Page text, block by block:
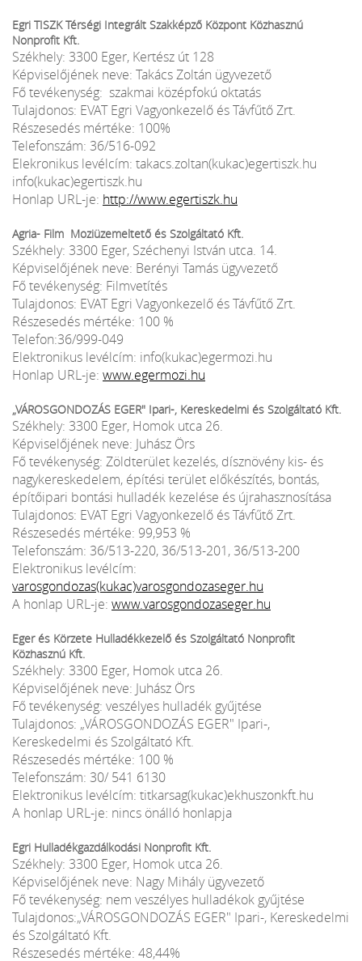
Egri TISZK Térségi Integrált Szakképző Központ Közhasznú
Nonprofit Kft.
Székhely: 3300 Eger, Kertész út 128
Képviselőjének neve: Takács Zoltán ügyvezető
Fő tevékenység: szakmai középfokú oktatás
Tulajdonos: EVAT Egri Vagyonkezelő és Távfűtő Zrt.
Részesedés mértéke: 100%
Telefonszám: 36/516-092
Elekronikus levélcím: takacs.zoltan(kukac)egertiszk.hu
info(kukac)egertiszk.hu
Honlap URL-je: http://www.egertiszk.hu
Agria- Film Moziüzemeltető és Szolgáltató Kft.
Székhely: 3300 Eger, Széchenyi István utca. 14.
Képviselőjének neve: Berényi Tamás ügyvezető
Fő tevékenység: Filmvetítés
Tulajdonos: EVAT Egri Vagyonkezelő és Távfűtő Zrt.
Részesedés mértéke: 100 %
Telefon:36/999-049
Elektronikus levélcím: info(kukac)egermozi.hu
Honlap URL-je: www.egermozi.hu
„VÁROSGONDOZÁS EGER" Ipari-, Kereskedelmi és Szolgáltató Kft.
Székhely: 3300 Eger, Homok utca 26.
Képviselőjének neve: Juhász Örs
Fő tevékenység: Zöldterület kezelés, dísznövény kis- és
nagykereskedelem, építési terület előkészítés, bontás,
építőipari bontási hulladék kezelése és újrahasznosítása
Tulajdonos: EVAT Egri Vagyonkezelő és Távfűtő Zrt.
Részesedés mértéke: 99,953 %
Telefonszám: 36/513-220, 36/513-201, 36/513-200
Elektronikus levélcím:
varosgondozas(kukac)varosgondozaseger.hu
A honlap URL-je: www.varosgondozaseger.hu
Eger és Körzete Hulladékkezelő és Szolgáltató Nonprofit
Közhasznú Kft.
Székhely: 3300 Eger, Homok utca 26.
Képviselőjének neve: Juhász Örs
Fő tevékenység: veszélyes hulladék gyűjtése
Tulajdonos: „VÁROSGONDOZÁS EGER" Ipari-,
Kereskedelmi és Szolgáltató Kft.
Részesedés mértéke: 100 %
Telefonszám: 30/ 541 6130
Elektronikus levélcím: titkarsag(kukac)ekhuszonkft.hu
A honlap URL-je: nincs önálló honlapja
Egri Hulladékgazdálkodási Nonprofit Kft.
Székhely: 3300 Eger, Homok utca 26.
Képviselőjének neve: Nagy Mihály ügyvezető
Fő tevékenység: nem veszélyes hulladékok gyűjtése
Tulajdonos:„VÁROSGONDOZÁS EGER" Ipari-, Kereskedelmi
és Szolgáltató Kft.
Részesedés mértéke: 48,44%